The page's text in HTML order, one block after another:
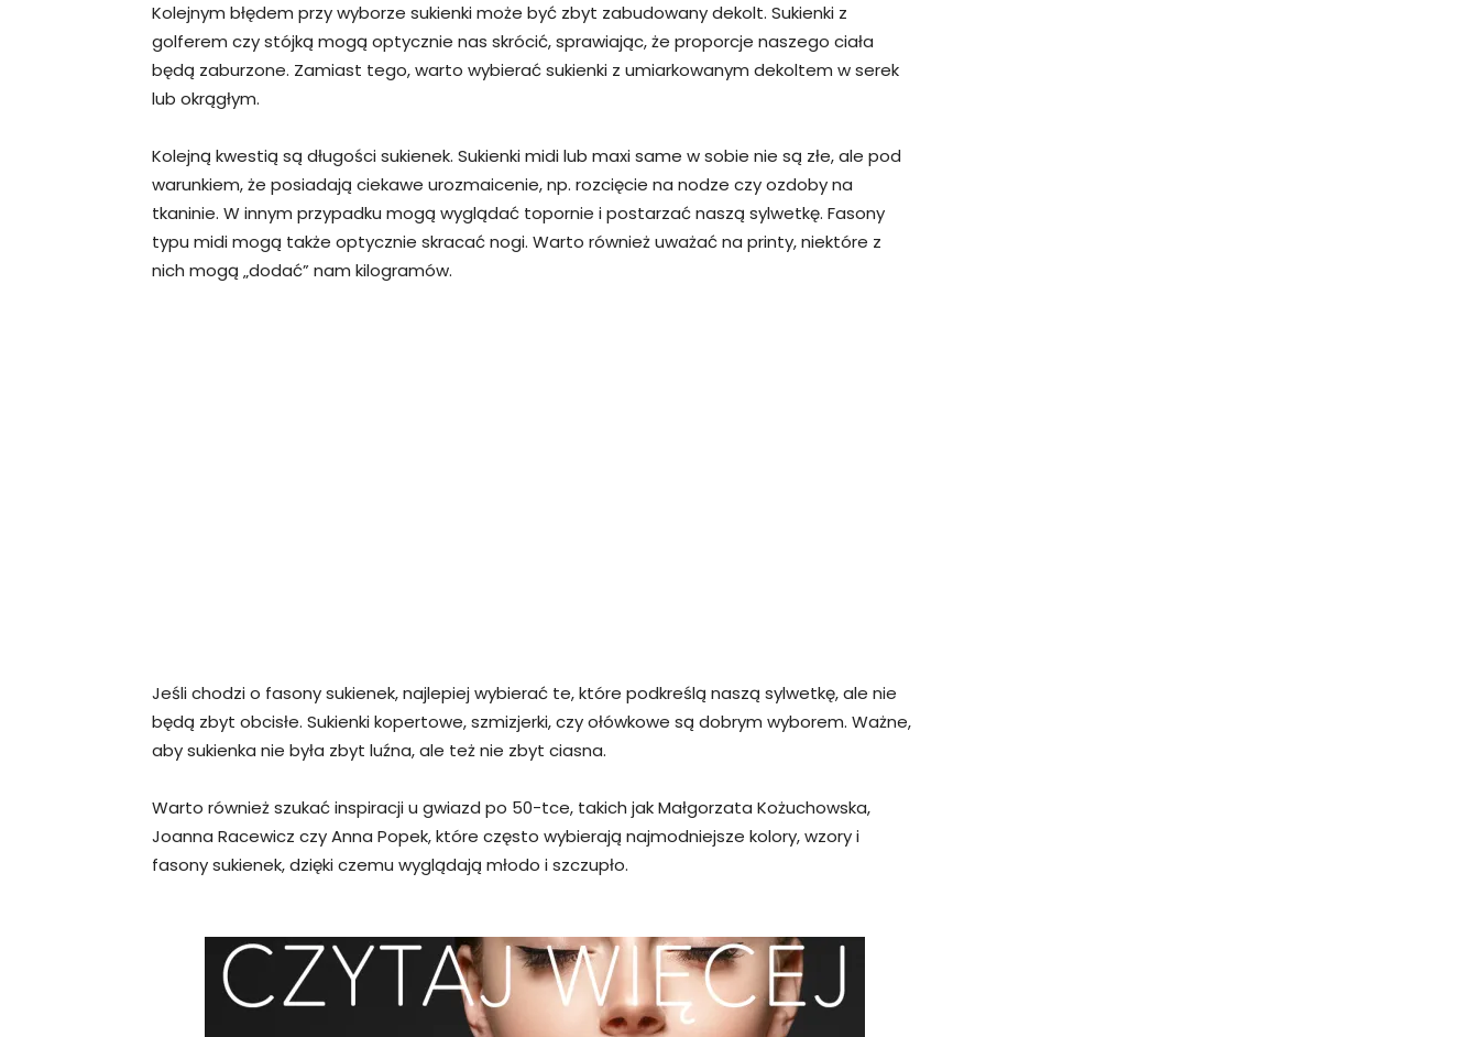
Kolejnym błędem przy wyborze sukienki może być zbyt zabudowany dekolt. Sukienki z
golferem czy stójką mogą optycznie nas skrócić, sprawiając, że proporcje naszego ciała
będą zaburzone. Zamiast tego, warto wybierać sukienki z umiarkowanym dekoltem w serek
lub okrągłym.
Kolejną kwestią są długości sukienek. Sukienki midi lub maxi same w sobie nie są złe, ale pod
warunkiem, że posiadają ciekawe urozmaicenie, np. rozcięcie na nodze czy ozdoby na
tkaninie. W innym przypadku mogą wyglądać topornie i postarzać naszą sylwetkę. Fasony
typu midi mogą także optycznie skracać nogi. Warto również uważać na printy, niektóre z
nich mogą „dodać” nam kilogramów.
Jeśli chodzi o fasony sukienek, najlepiej wybierać te, które podkreślą naszą sylwetkę, ale nie
będą zbyt obcisłe. Sukienki kopertowe, szmizjerki, czy ołówkowe są dobrym wyborem. Ważne,
aby sukienka nie była zbyt luźna, ale też nie zbyt ciasna.
Warto również szukać inspiracji u gwiazd po 50-tce, takich jak Małgorzata Kożuchowska,
Joanna Racewicz czy Anna Popek, które często wybierają najmodniejsze kolory, wzory i
fasony sukienek, dzięki czemu wyglądają młodo i szczupło.